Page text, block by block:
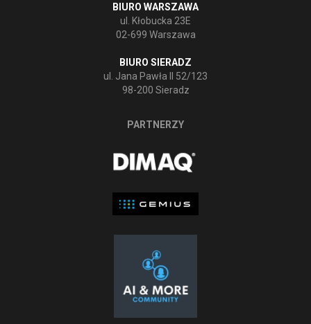
BIURO WARSZAWA
ul. Kłobucka 23E
02-699 Warszawa
BIURO SIERADZ
ul. Jana Pawła II 52/123
98-200 Sieradz
PARTNERZY